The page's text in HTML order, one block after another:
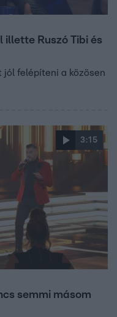
illette Ruszó Tibi és
felépíteni a közösen
3:15
semmi másom